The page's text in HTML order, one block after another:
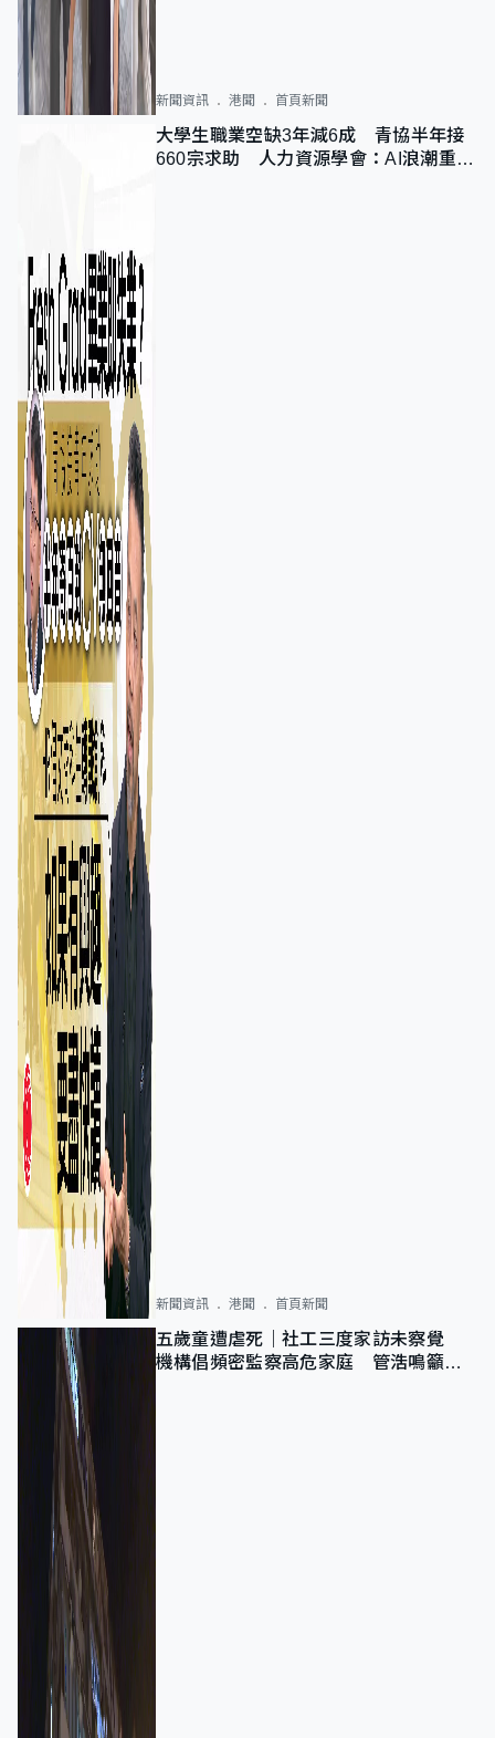
新聞資訊 港聞 首頁新聞
大學生職業空缺3年減6成 青協半年接
660宗求助 人力資源學會：AI浪潮重整
新聞資訊 港聞 首頁新聞
五歲童遭虐死｜社工三度家訪未察覺
機構倡頻密監察高危家庭 管浩鳴籲加